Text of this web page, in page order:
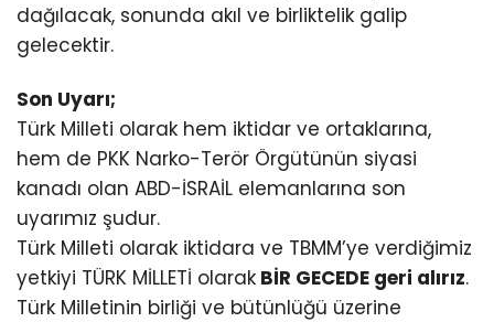
dağılacak, sonunda akıl ve birliktelik galip
gelecektir.
Son Uyarı;
Türk Milleti olarak hem iktidar ve ortaklarına,
hem de PKK Narko-Terör Örgütünün siyasi
kanadı olan ABD-İSRAİL elemanlarına son
uyarımız şudur.
Türk Milleti olarak iktidara ve TBMM’ye verdiğimiz
yetkiyi TÜRK MİLLETİ olarak BİR GECEDE geri alırız.
Türk Milletinin birliği ve bütünlüğü üzerine